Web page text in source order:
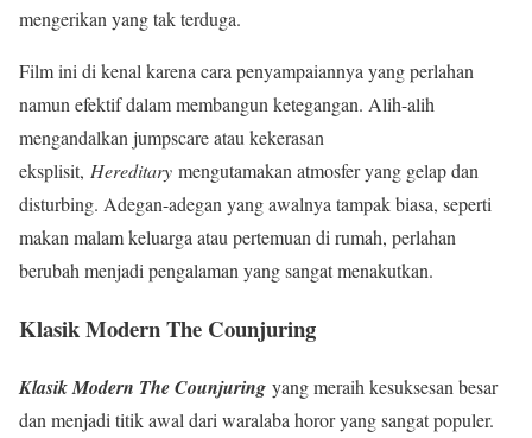
mengerikan yang tak terduga.
Film ini di kenal karena cara penyampaiannya yang perlahan
namun efektif dalam membangun ketegangan. Alih-alih
mengandalkan jumpscare atau kekerasan
eksplisit, Hereditary mengutamakan atmosfer yang gelap dan
disturbing. Adegan-adegan yang awalnya tampak biasa, seperti
makan malam keluarga atau pertemuan di rumah, perlahan
berubah menjadi pengalaman yang sangat menakutkan.
Klasik Modern The Counjuring
Klasik Modern The Counjuring yang meraih kesuksesan besar
dan menjadi titik awal dari waralaba horor yang sangat populer.